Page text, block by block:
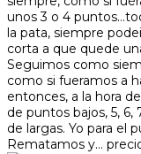
unos 3 o 4
la pata, siempre
corta a que quede
Seguimos como
como si fueramos a
entonces, a la hora
de puntos bajos, 5,
de largas. Yo para el
Rematamos y…